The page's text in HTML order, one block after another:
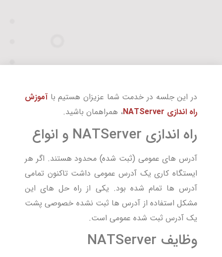
در این جلسه در خدمت شما عزیزان هستیم باآموزش
راه اندازی NATServer
، همراهمان باشید.
راه اندازی NATServer و انواع
آدرس های عمومی (ثبت شده) محدود هستند. اگر هر
ایستگاه کاری یک آدرس عمومی داشت تاکنون تمامی
آدرس ها تمام شده بود. یکی از راه حل های این
مشکل استفاده از آدرس ها ثبت نشده خصوصی پشت
یک آدرس ثبت شده عمومی است.
وظایف NATServer